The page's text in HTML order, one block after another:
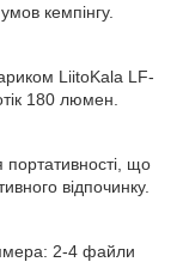
кемпінгу.
LiitoKala LF-
180 люмен.
що
відпочинку.
2-4 файли